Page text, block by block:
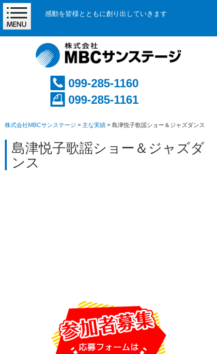
感動を皆様とともに創り出していきます
099-285-1160
099-285-1161
株式会社MBCサンステージ > 主な実績 > 島津悦子歌謡ショー＆ジャズダンス
島津悦子歌謡ショー＆ジャズダ
ンス